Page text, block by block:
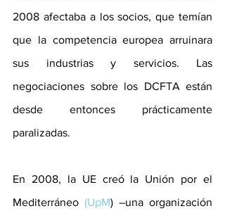
2008 afectaba a los socios, que temían
que la competencia europea arruinara
sus industrias y servicios. Las
negociaciones sobre los DCFTA están
desde entonces prácticamente
paralizadas.
En 2008, la UE creó la Unión por el
Mediterráneo (UpM) –una organización